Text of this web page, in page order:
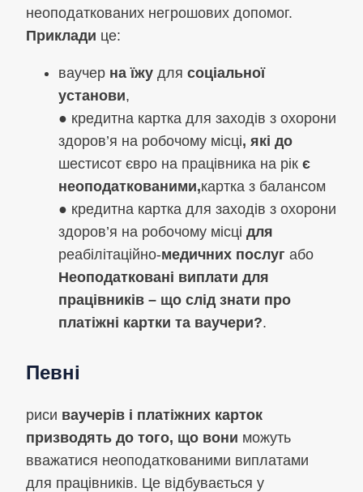
неоподаткованих негрошових допомог.
Приклади це:
ваучер на їжу для соціальної
установи,
● кредитна картка для заходів з охорони
здоров’я на робочому місці, які до
шестисот євро на працівника на рік є
неоподаткованими,картка з балансом
● кредитна картка для заходів з охорони
здоров’я на робочому місці для
реабілітаційно-медичних послуг або
Неоподатковані виплати для
працівників – що слід знати про
платіжні картки та ваучери?.
Певні
риси ваучерів і платіжних карток
призводять до того, що вони можуть
вважатися неоподаткованими виплатами
для працівників. Це відбувається у